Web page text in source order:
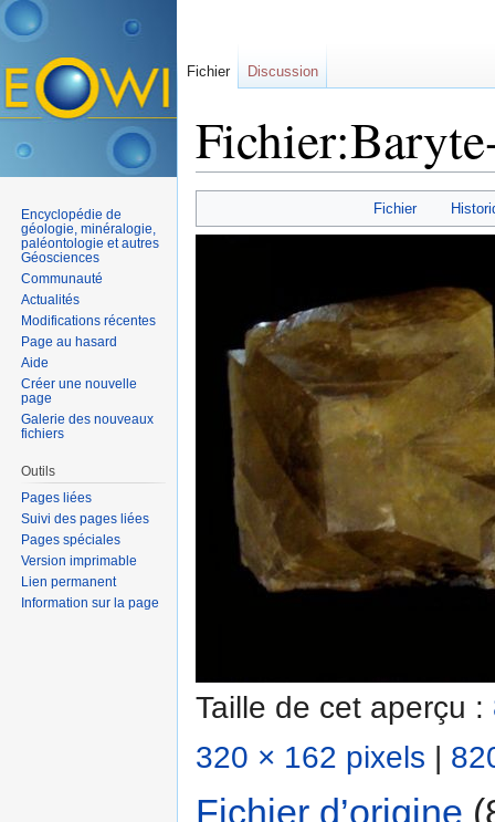
Fichier
Taille de cet aperçu :
320 × 162 pixels |
Fichier d’origine
Fichier Discussion
Encyclopédie de
géologie, minéralogie,
paléontologie et autres
Géosciences
Communauté
Actualités
Modifications récentes
Page au hasard
Aide
Créer une nouvelle
page
Galerie des nouveaux
fichiers
Outils
Pages liées
Suivi des pages liées
Pages spéciales
Version imprimable
Lien permanent
Information sur la page